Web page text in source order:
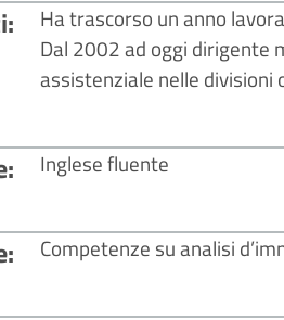
Ha trascorso un anno
Dal 2002 ad oggi dirigente
assistenziale nelle divisioni
Inglese fluente
Competenze su analisi